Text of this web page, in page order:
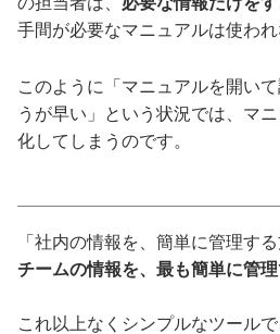
手間が必要なマニュアルは使われ
このように「マニュアルを開い
うが早い」という状況では、マ
化してしまうのです。
「社内の情報を、簡単に管理する
チームの情報を、最も簡単に管
これ以上なくシンプルなツール